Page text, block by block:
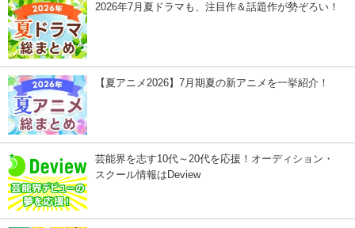
2026年7月夏ドラマも、注目作＆話題作が勢ぞろい！
【夏アニメ2026】7月期夏の新アニメを一挙紹介！
芸能界を志す10代～20代を応援！オーディション・
スクール情報はDeview